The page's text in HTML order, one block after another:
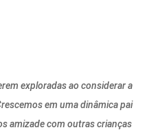
exploradas ao considerar a
em uma dinâmica pai
amizade com outras crianças